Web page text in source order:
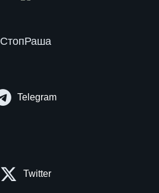
СтопРаша
Telegram
Twitter